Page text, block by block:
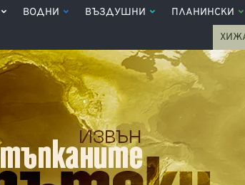
ВОДНИ ВЪЗДУШНИ ПЛАНИНСКИ